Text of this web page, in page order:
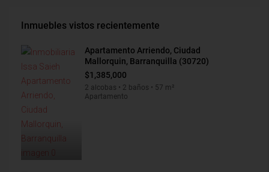
Inmuebles vistos recientemente
Apartamento Arriendo, Ciudad
Mallorquin, Barranquilla (30720)
$1,385,000
2 alcobas • 2 baños • 57 m²
Apartamento